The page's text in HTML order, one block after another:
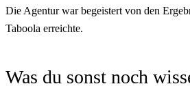
Die Agentur war begeistert von den
Taboola erreichte.
Was du sonst noch